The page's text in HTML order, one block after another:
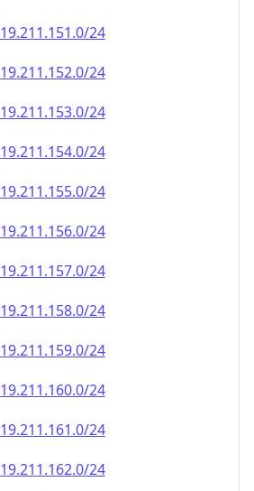
19.211.151.0/24
19.211.152.0/24
19.211.153.0/24
19.211.154.0/24
19.211.155.0/24
19.211.156.0/24
19.211.157.0/24
19.211.158.0/24
19.211.159.0/24
19.211.160.0/24
19.211.161.0/24
19.211.162.0/24